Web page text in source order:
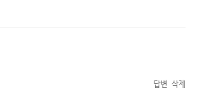
답변 삭제